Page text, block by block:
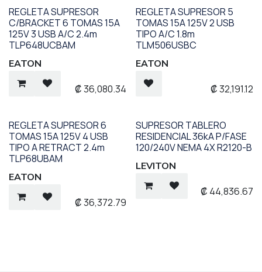
REGLETA SUPRESOR
C/BRACKET 6 TOMAS 15A
125V 3 USB A/C 2.4m
TLP648UCBAM
EATON
₡36,080.34
REGLETA SUPRESOR 5
TOMAS 15A 125V 2 USB
TIPO A/C 1.8m
TLM506USBC
EATON
₡32,191.12
REGLETA SUPRESOR 6
TOMAS 15A 125V 4 USB
TIPO A RETRACT 2.4m
TLP68UBAM
EATON
₡36,372.79
SUPRESOR TABLERO
RESIDENCIAL 36kA P/FASE
120/240V NEMA 4X R2120-B
LEVITON
₡ 44,836.67